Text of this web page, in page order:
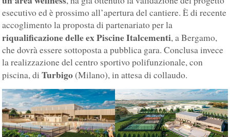
esecutivo ed è prossimo all’apertura del cantiere. È di recente
accoglimento la proposta di partenariato per la
riqualificazione delle ex Piscine Italcementi, a Bergamo,
che dovrà essere sottoposta a pubblica gara. Conclusa invece
la realizzazione del centro sportivo polifunzionale, con
piscina, diTurbigo(Milano), in attesa di collaudo.